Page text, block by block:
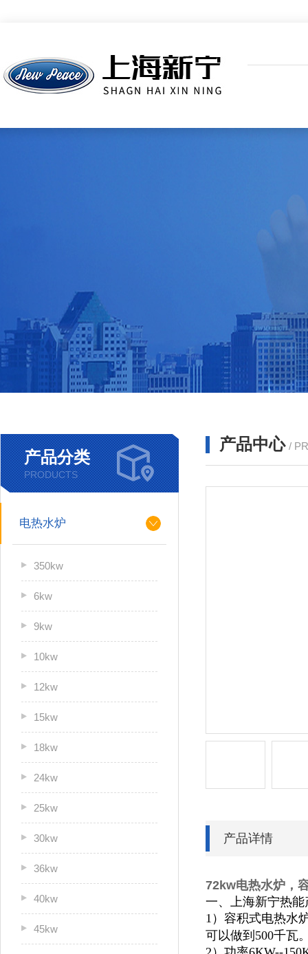
产品分类
PRODUCTS
电热水炉
350kw
6kw
9kw
10kw
12kw
15kw
18kw
24kw
25kw
30kw
36kw
40kw
45kw
产品中心 /
产品详情
72kw电热水炉，
一、上海新宁热
1）容积式电热水
可以做到500千瓦